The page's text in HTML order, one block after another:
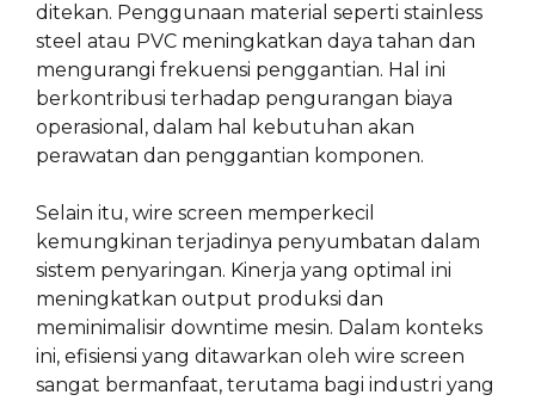
ditekan. Penggunaan material seperti stainless
steel atau PVC meningkatkan daya tahan dan
mengurangi frekuensi penggantian. Hal ini
berkontribusi terhadap pengurangan biaya
operasional, dalam hal kebutuhan akan
perawatan dan penggantian komponen.
Selain itu, wire screen memperkecil
kemungkinan terjadinya penyumbatan dalam
sistem penyaringan. Kinerja yang optimal ini
meningkatkan output produksi dan
meminimalisir downtime mesin. Dalam konteks
ini, efisiensi yang ditawarkan oleh wire screen
sangat bermanfaat, terutama bagi industri yang